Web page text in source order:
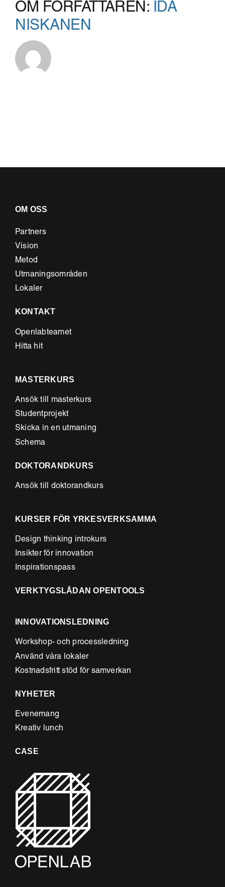
OM FÖRFATTAREN: IDA
NISKANEN
OM OSS
Partners
Vision
Metod
Utmaningsområden
Lokaler
KONTAKT
Openlabteamet
Hitta hit
MASTERKURS
Ansök till masterkurs
Studentprojekt
Skicka in en utmaning
Schema
DOKTORANDKURS
Ansök till doktorandkurs
KURSER FÖR YRKESVERKSAMMA
Design thinking introkurs
Insikter för innovation
Inspirationspass
VERKTYGSLÅDAN OPENTOOLS
INNOVATIONSLEDNING
Workshop- och processledning
Använd våra lokaler
Kostnadsfritt stöd för samverkan
NYHETER
Evenemang
Kreativ lunch
CASE